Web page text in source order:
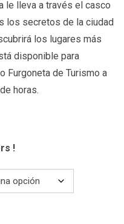
le lleva a través el casco
los secretos de la ciudad
los lugares más
disponible para
Furgoneta de Turismo a
horas.
!